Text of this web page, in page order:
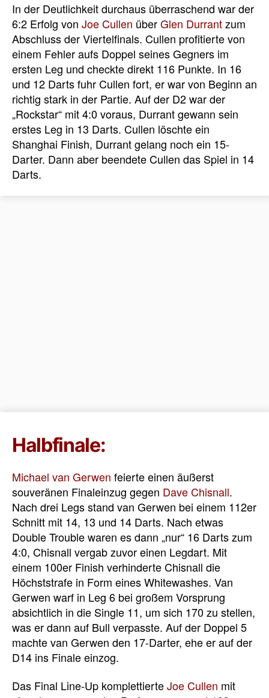
In der Deutlichkeit durchaus überraschend war der
6:2 Erfolg von Joe Cullen überGlen Durrantzum
Abschluss der Viertelfinals. Cullen profitierte von
einem Fehler aufs Doppel seines Gegners im
ersten Leg und checkte direkt 116 Punkte. In 16
und 12 Darts fuhr Cullen fort, er war von Beginn an
richtig stark in der Partie. Auf der D2 war der
„Rockstar“ mit 4:0 voraus, Durrant gewann sein
erstes Leg in 13 Darts. Cullen löschte ein
Shanghai Finish, Durrant gelang noch ein 15-
Darter. Dann aber beendete Cullen das Spiel in 14
Darts.
Halbfinale:
Michael van Gerwen feierte einen äußerst
souveränen Finaleinzug gegen Dave Chisnall.
Nach drei Legs stand van Gerwen bei einem 112er
Schnitt mit 14, 13 und 14 Darts. Nach etwas
Double Trouble waren es dann „nur“ 16 Darts zum
4:0, Chisnall vergab zuvor einen Legdart. Mit
einem 100er Finish verhinderte Chisnall die
Höchststrafe in Form eines Whitewashes. Van
Gerwen warf in Leg 6 bei großem Vorsprung
absichtlich in die Single 11, um sich 170 zu stellen,
was er dann auf Bull verpasste. Auf der Doppel 5
machte van Gerwen den 17-Darter, ehe er auf der
D14 ins Finale einzog.
Das Final Line-Up komplettierteJoe Cullen mit